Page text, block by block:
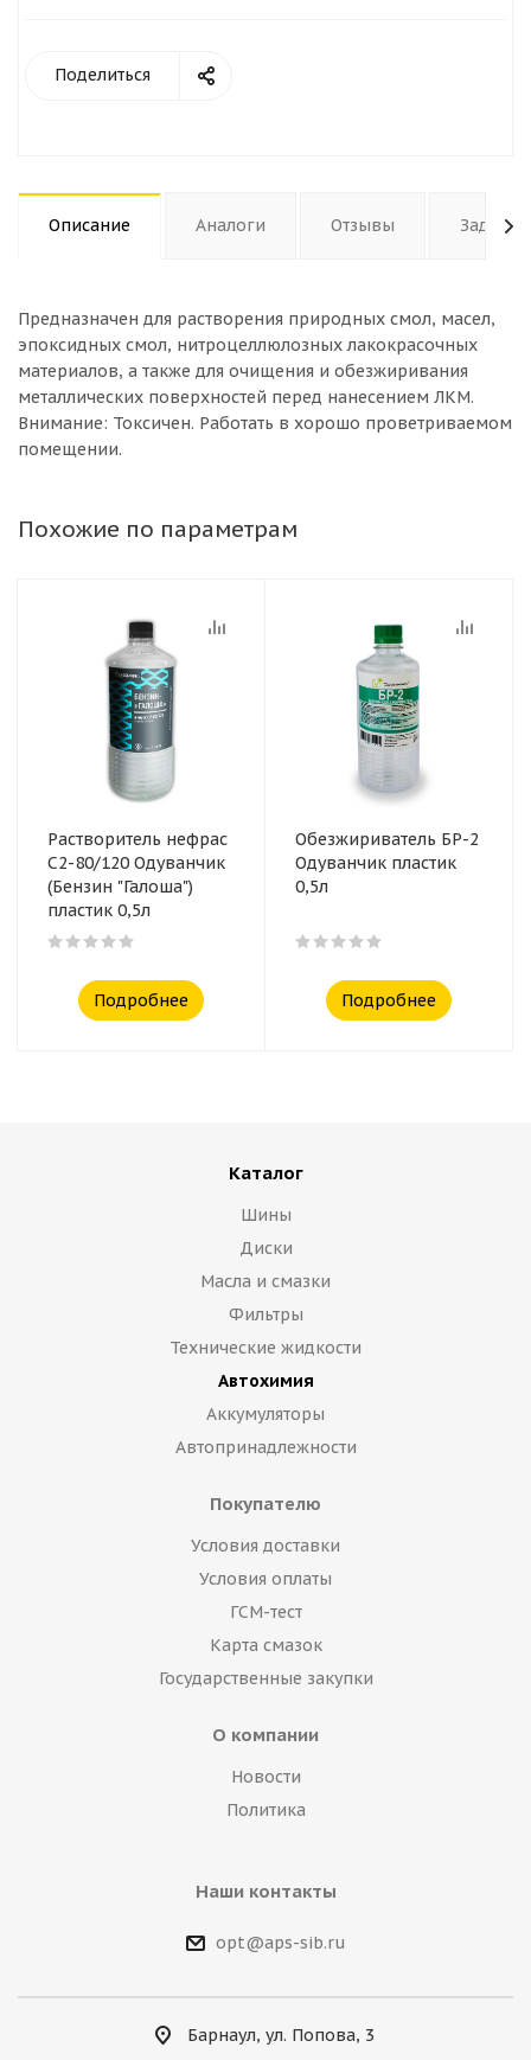
Поделиться
Описание Аналоги Отзывы Задать
Предназначен для растворения природных смол, масел,
эпоксидных смол, нитроцеллюлозных лакокрасочных
материалов, а также для очищения и обезжиривания
металлических поверхностей перед нанесением ЛКМ.
Внимание: Токсичен. Работать в хорошо проветриваемом
помещении.
Похожие по параметрам
Растворитель нефрас
С2-80/120 Одуванчик
(Бензин "Галоша")
пластик 0,5л
Подробнее
Обезжириватель БР-2
Одуванчик пластик
0,5л
Подробнее
Каталог
Шины
Диски
Масла и смазки
Фильтры
Технические жидкости
Автохимия
Аккумуляторы
Автопринадлежности
Покупателю
Условия доставки
Условия оплаты
ГСМ-тест
Карта смазок
Государственные закупки
О компании
Новости
Политика
Наши контакты
opt@aps-sib.ru
Барнаул, ул. Попова, 3